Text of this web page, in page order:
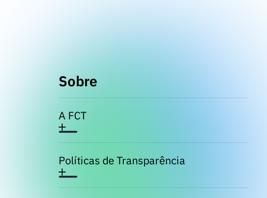
Sobre
A FCT
Políticas de Transparência